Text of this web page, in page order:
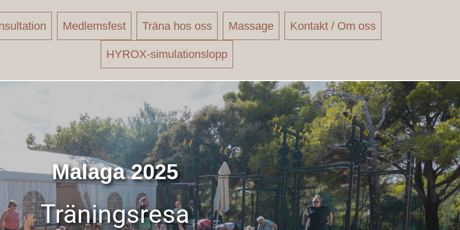
Medlemsfest Träna hos oss Massage Kontakt / Om oss
HYROX-simulationslopp
Malaga 2025
Träningsresa